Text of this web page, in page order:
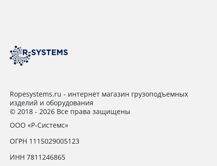
Ropesystems.ru - интернет магазин грузоподъемных
изделий и оборудования
© 2018 - 2026 Все права защищены
ООО «Р-Системс»
ОГРН 1115029005123
ИНН 7811246865